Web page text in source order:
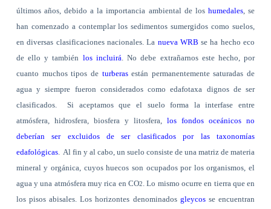
últimos años, debido a la importancia ambiental de los humedales , se
han comenzado a contemplar los sedimentos sumergidos como suelos,
en diversas clasificaciones nacionales. La nueva WRB se ha hecho eco
de ello y también los incluirá . No debe extrañarnos este hecho, por
cuanto muchos tipos de turberasestán permanentemente saturadas de
agua y siempre fueron considerados como edafotaxa dignos de ser
clasificados.
Si aceptamos que el suelo forma la interfase entre
atmósfera, hidrosfera, biosfera y litosfera,los fondos oceánicos no
deberían ser excluidos de ser clasificados por las taxonomías
edafológicas. Al fin y al cabo, un suelo consiste de una matriz de materia
mineral y orgánica, cuyos huecos son ocupados por los organismos, el
agua y una atmósfera muy rica en CO2
. Lo mismo ocurre en tierra que en
los pisos abisales. Los horizontes denominadosgleycos se encuentran